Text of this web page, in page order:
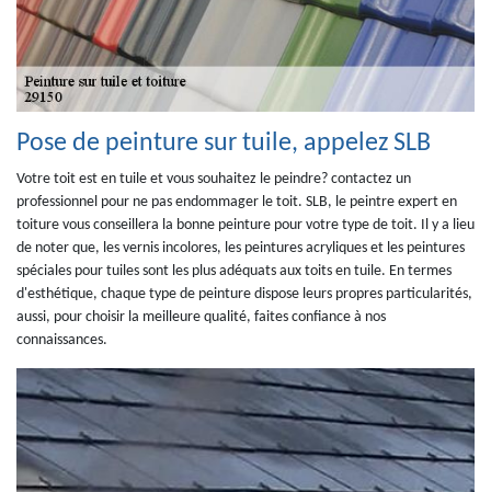
Pose de peinture sur tuile, appelez SLB
Votre toit est en tuile et vous souhaitez le peindre? contactez un
professionnel pour ne pas endommager le toit. SLB, le peintre expert en
toiture vous conseillera la bonne peinture pour votre type de toit. Il y a lieu
de noter que, les vernis incolores, les peintures acryliques et les peintures
spéciales pour tuiles sont les plus adéquats aux toits en tuile. En termes
d'esthétique, chaque type de peinture dispose leurs propres particularités,
aussi, pour choisir la meilleure qualité, faites confiance à nos
connaissances.